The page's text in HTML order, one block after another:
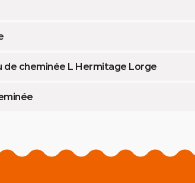
de cheminée L Hermitage Lorge